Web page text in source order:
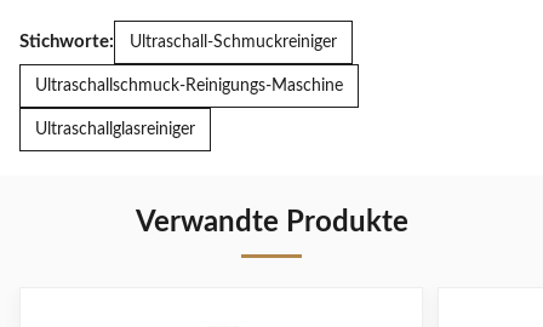
Stichworte: Ultraschall-Schmuckreiniger
Ultraschallschmuck-Reinigungs-Maschine
Ultraschallglasreiniger
Verwandte Produkte